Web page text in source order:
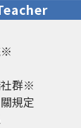
※
社群※
規定